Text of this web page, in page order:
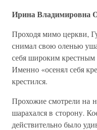
Ирина Владимировна
Проходя мимо церкви,
снимал свою оленью
себя широким крестным
Именно «осенял себя
крестился.
Прохожие смотрели на
шарахался в сторону.
действительно было